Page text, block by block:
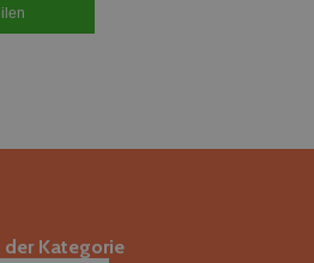
der Kategorie